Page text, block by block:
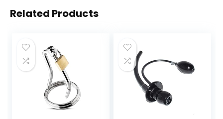
Related Products